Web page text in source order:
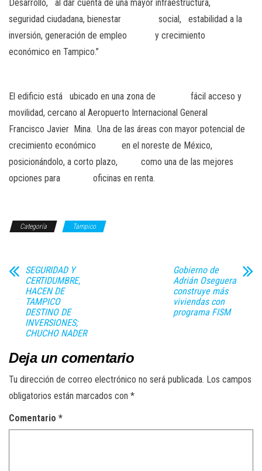
Desarrollo, al dar cuenta de una mayor infraestructura,
seguridad ciudadana, bienestar social, estabilidad a la
inversión, generación de empleo y crecimiento
económico en Tampico.”
El edificio está ubicado en una zona de fácil acceso y
movilidad, cercano al Aeropuerto Internacional General
Francisco Javier Mina. Una de las áreas con mayor potencial de
crecimiento económico en el noreste de México,
posicionándolo, a corto plazo, como una de las mejores
opciones para oficinas en renta.
Categoría Tampico
SEGURIDAD Y
CERTIDUMBRE,
HACEN DE
TAMPICO
DESTINO DE
INVERSIONES;
CHUCHO NADER
Gobierno de
Adrián Oseguera
construye más
viviendas con
programa FISM
Deja un comentario
Tu dirección de correo electrónico no será publicada. Los campos
obligatorios están marcados con *
Comentario *